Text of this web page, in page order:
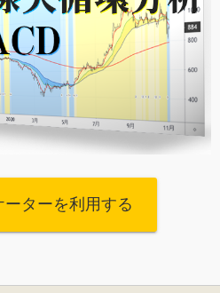
ターを利用する